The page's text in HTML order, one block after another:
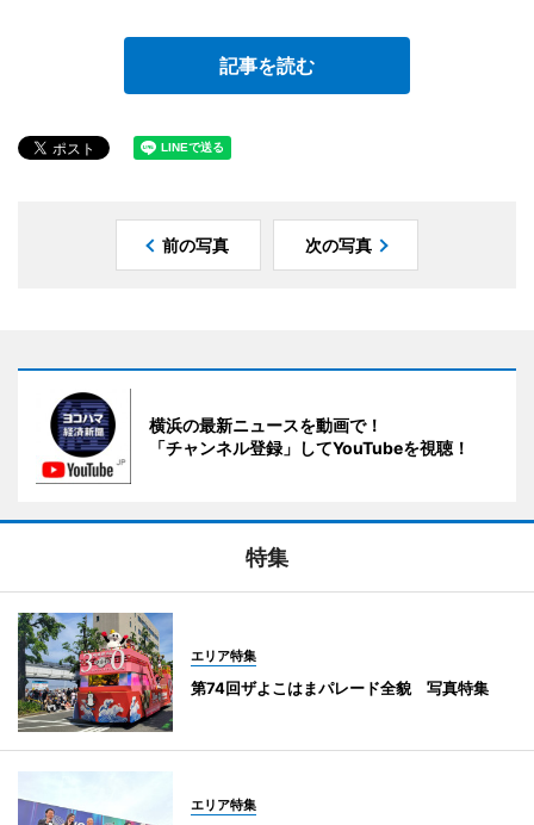
記事を読む
前の写真 次の写真
横浜の最新ニュースを動画で！
「チャンネル登録」してYouTubeを視聴！
特集
エリア特集
第74回ザよこはまパレード全貌 写真特集
エリア特集